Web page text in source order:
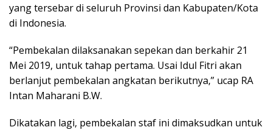
yang tersebar di seluruh Provinsi dan Kabupaten/Kota
di Indonesia.
“Pembekalan dilaksanakan sepekan dan berkahir 21
Mei 2019, untuk tahap pertama. Usai Idul Fitri akan
berlanjut pembekalan angkatan berikutnya,” ucap RA
Intan Maharani B.W.
Dikatakan lagi, pembekalan staf ini dimaksudkan untuk